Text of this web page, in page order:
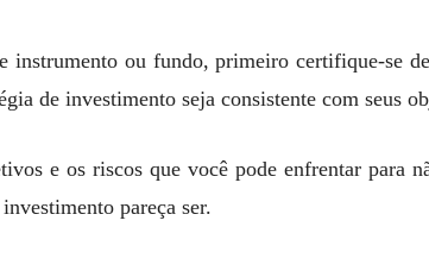
instrumento ou fundo, primeiro certifique-se
de investimento seja consistente com seus
e os riscos que você pode enfrentar para
pareça ser.